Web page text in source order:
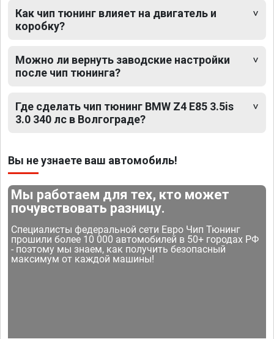
Как чип тюнинг влияет на двигатель и
коробку?
Можно ли вернуть заводские настройки
после чип тюнинга?
Где сделать чип тюнинг BMW Z4 E85 3.5is
3.0 340 лс в Волгограде?
Вы не узнаете ваш автомобиль!
Мы работаем для тех, кто может
почувствовать разницу.
Специалисты федеральной сети Евро Чип Тюнинг
прошили более 10 000 автомобилей в 50+ городах РФ
- поэтому мы знаем, как получить безопасный
максимум от каждой машины!